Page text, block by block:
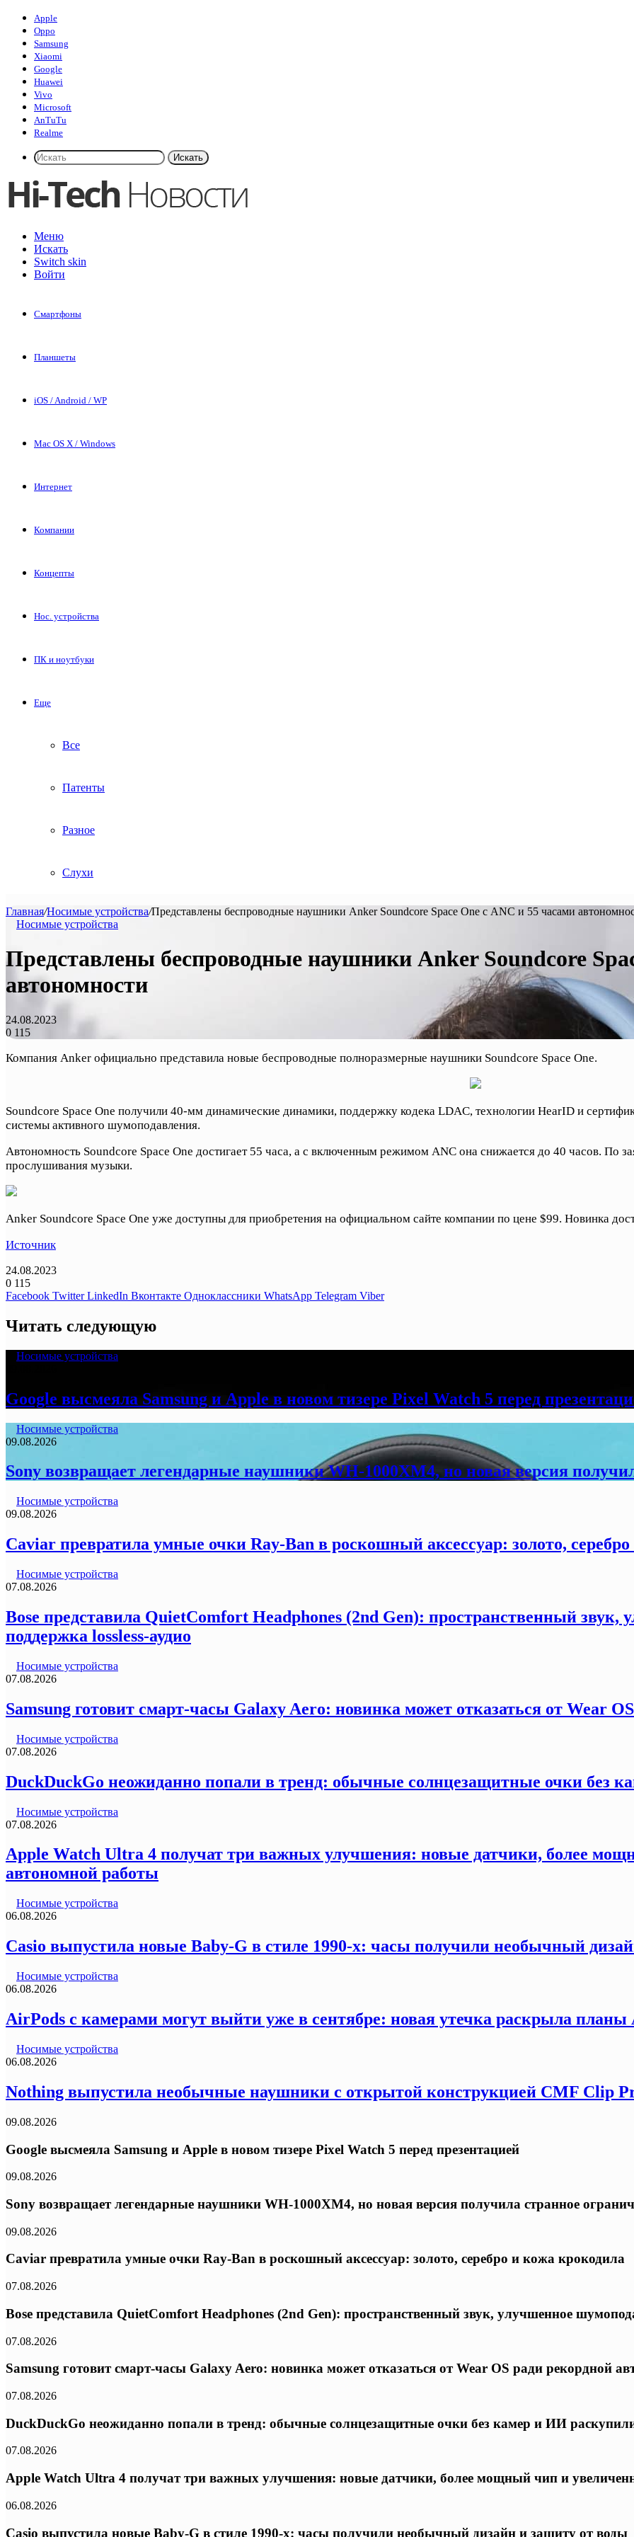
Apple
Oppo
Samsung
Xiaomi
Google
Huawei
Vivo
Microsoft
AnTuTu
Realme
Искать
Меню
Искать
Switch skin
Войти
Смартфоны
Планшеты
iOS / Android / WP
Mac OS X / Windows
Интернет
Компании
Концепты
Нос. устройства
ПК и ноутбуки
Еще
Все
Патенты
Разное
Слухи
Главная/Носимые устройства/Представлены беспроводные наушники Anker Soundcore Space One с ANC и 55 часами
Носимые устройства
Представлены беспроводные наушники Anker Soundcore
автономности
24.08.2023
0 115
Компания Anker официально представила новые беспроводные полноразмерные наушники Soundcore Space One.
Soundcore Space One получили 40-мм динамические динамики, поддержку кодека LDAC, технологии HearID и
системы активного шумоподавления.
Автономность Soundcore Space One достигает 55 часа, а с включенным режимом ANC она снижается до 40 часов. По
прослушивания музыки.
Anker Soundcore Space One уже доступны для приобретения на официальном сайте компании по цене $99. Новинка
Источник
24.08.2023
0 115
Facebook Twitter LinkedIn Вконтакте Одноклассники WhatsApp Telegram Viber
Читать следующую
Носимые устройства
Google высмеяла Samsung и Apple в новом тизере Pixel Watch 5 перед
Носимые устройства
09.08.2026
Sony возвращает легендарные наушники WH-1000XM4, но новая версия
Носимые устройства
09.08.2026
Caviar превратила умные очки Ray-Ban в роскошный аксессуар: золото,
Носимые устройства
07.08.2026
Bose представила QuietComfort Headphones (2nd Gen): пространственный
поддержка lossless-аудио
Носимые устройства
07.08.2026
Samsung готовит смарт-часы Galaxy Aero: новинка может отказаться от Wear
Носимые устройства
07.08.2026
DuckDuckGo неожиданно попали в тренд: обычные солнцезащитные очки без
Носимые устройства
07.08.2026
Apple Watch Ultra 4 получат три важных улучшения: новые датчики, более
автономной работы
Носимые устройства
06.08.2026
Casio выпустила новые Baby-G в стиле 1990-х: часы получили необычный
Носимые устройства
06.08.2026
AirPods с камерами могут выйти уже в сентябре: новая утечка раскрыла планы
Носимые устройства
06.08.2026
Nothing выпустила необычные наушники с открытой конструкцией CMF Clip
09.08.2026
Google высмеяла Samsung и Apple в новом тизере Pixel Watch 5 перед презентацией
09.08.2026
Sony возвращает легендарные наушники WH-1000XM4, но новая версия получила странное
09.08.2026
Caviar превратила умные очки Ray-Ban в роскошный аксессуар: золото, серебро и кожа крокодила
07.08.2026
Bose представила QuietComfort Headphones (2nd Gen): пространственный звук, улучшенное
07.08.2026
Samsung готовит смарт-часы Galaxy Aero: новинка может отказаться от Wear OS ради рекордной
07.08.2026
DuckDuckGo неожиданно попали в тренд: обычные солнцезащитные очки без камер и ИИ
07.08.2026
Apple Watch Ultra 4 получат три важных улучшения: новые датчики, более мощный чип и
06.08.2026
Casio выпустила новые Baby-G в стиле 1990-х: часы получили необычный дизайн и защиту от воды